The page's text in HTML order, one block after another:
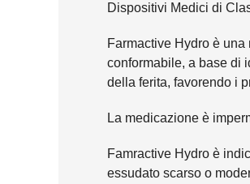
Dispositivi Medici di
Farmactive Hydro è
conformabile, a base di
della ferita, favorendo i
La medicazione è
Famractive Hydro è
essudato scarso o